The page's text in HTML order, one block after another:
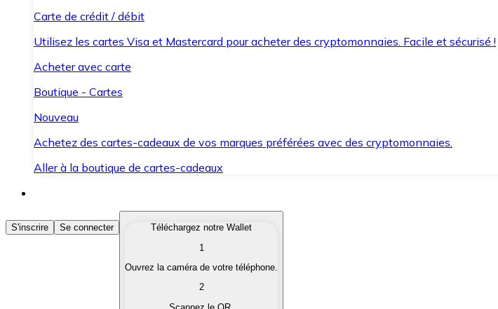
Carte de crédit / débit
Utilisez les cartes Visa et Mastercard pour acheter des cryptomonnaies. Facile et sécurisé !
Acheter avec carte
Boutique - Cartes
Nouveau
Achetez des cartes-cadeaux de vos marques préférées avec des cryptomonnaies.
Aller à la boutique de cartes-cadeaux
Acheter des Cryptomonnaies
Achetez les cryptomonnaies qui vous intéressent rapidement et en toute sécurité.
Convertissez vos cryptomonnaies en monnaie fiduciaire lorsque vous en avez besoin.
S'inscrire Se connecter
Téléchargez notre Wallet
1
Ouvrez la caméra de votre téléphone.
2